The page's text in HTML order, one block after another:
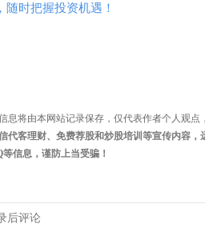
时把握投资机遇！
息将由本网站记录保存，仅代表作者个人观
代客理财、免费荐股和炒股培训等宣传内容
信息，谨防上当受骗！